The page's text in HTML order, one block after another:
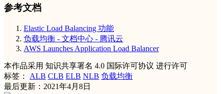
参考文档
Elastic Load Balancing 功能
负载均衡 - 文档中心 - 腾讯云
AWS Launches Application Load Balancer
本作品采用 知识共享署名 4.0 国际许可协议 进行许可
标签：
ALB CLB ELB NLB 负载均衡
最后更新：2021年4月8日